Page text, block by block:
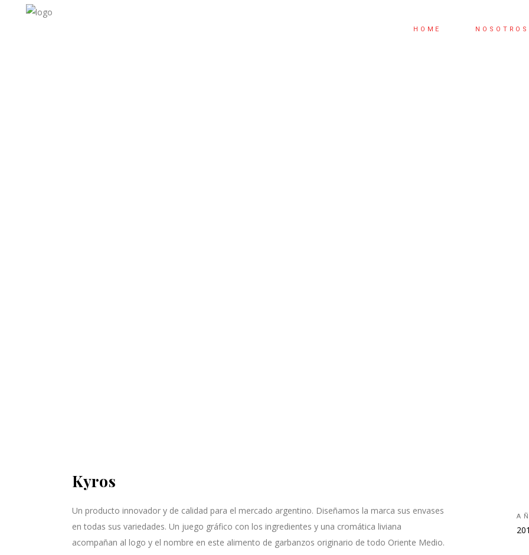
HOME NOSOTROS
Kyros
Un producto innovador y de calidad para el mercado argentino. Diseñamos la marca sus envases
en todas sus variedades. Un juego gráfico con los ingredientes y una cromática liviana
acompañan al logo y el nombre en este alimento de garbanzos originario de todo Oriente Medio.